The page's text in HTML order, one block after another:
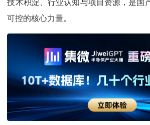
技术积淀、行业认知与项目资源，是国
可控的核心力量。